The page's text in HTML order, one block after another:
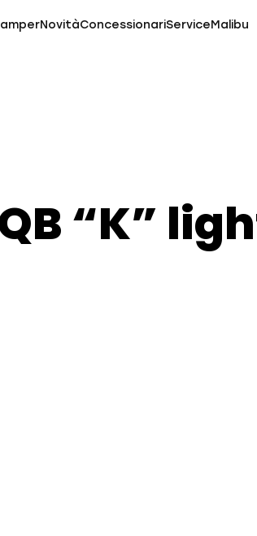
NovitàConcessionariServiceMalibu
“K”